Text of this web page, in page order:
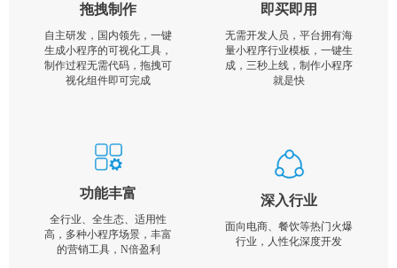
拖拽制作
自主研发，国内领先，一键
生成小程序的可视化工具，
制作过程无需代码，拖拽可
视化组件即可完成
即买即用
无需开发人员，平台拥有海
量小程序行业模板，一键生
成，三秒上线，制作小程序
就是快
功能丰富
全行业、全生态、适用性
高，多种小程序场景，丰富
的营销工具，N倍盈利
深入行业
面向电商、餐饮等热门火爆
行业，人性化深度开发